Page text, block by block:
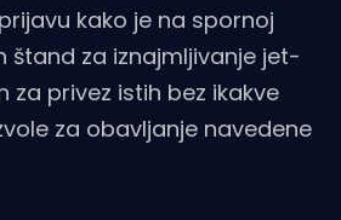
kako je na spornoj
štand za iznajmljivanje jet-
za privez istih bez ikakve
za obavljanje navedene